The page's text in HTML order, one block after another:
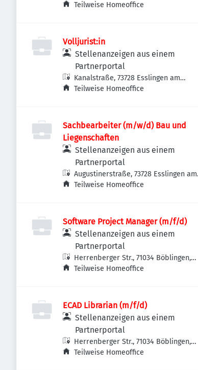
Neckar, Deutschland
Teilweise Homeoffice
Volljurist:in
Stellenanzeigen aus einem
Partnerportal
Kanalstraße, 73728 Esslingen am
Neckar, Deutschland
Teilweise Homeoffice
Sachbearbeiter (m/w/d) Bau und
Liegenschaften
Stellenanzeigen aus einem
Partnerportal
Augustinerstraße, 73728 Esslingen am
Neckar, Deutschland
Teilweise Homeoffice
Software Project Manager (m/f/d)
Stellenanzeigen aus einem
Partnerportal
Herrenberger Str., 71034 Böblingen,
Deutschland
Teilweise Homeoffice
ECAD Librarian (m/f/d)
Stellenanzeigen aus einem
Partnerportal
Herrenberger Str., 71034 Böblingen,
Deutschland
Teilweise Homeoffice